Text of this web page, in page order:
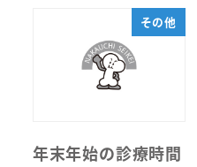
その他
年末年始の診療時間